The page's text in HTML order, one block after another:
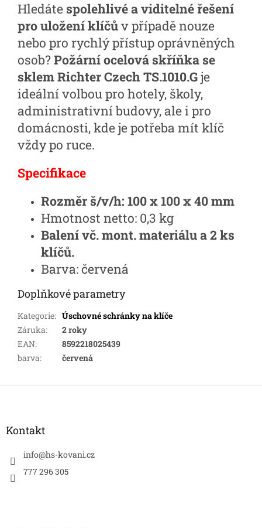
Hledáte spolehlivé a viditelné řešení
pro uložení klíčův případě nouze
nebo pro rychlý přístup oprávněných
osob?Požární ocelová skříňka se
sklem Richter Czech TS.1010.Gje
ideální volbou pro hotely, školy,
administrativní budovy, ale i pro
domácnosti, kde je potřeba mít klíč
vždy po ruce.
Specifikace
Rozměr š/v/h: 100 x 100 x 40 mm
Hmotnost netto: 0,3 kg
Balení vč. mont. materiálu a 2 ks
klíčů.
Barva: červená
Doplňkové parametry
Kategorie: Úschovné schránky na klíče
Záruka:
2 roky
EAN:
8592218025439
barva: červená
Kontakt
info@hs-kovani.cz
777 296 305